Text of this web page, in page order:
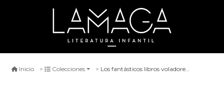
Inicio Colecciones Los fantásticos libros voladores del sr. morris lessmore